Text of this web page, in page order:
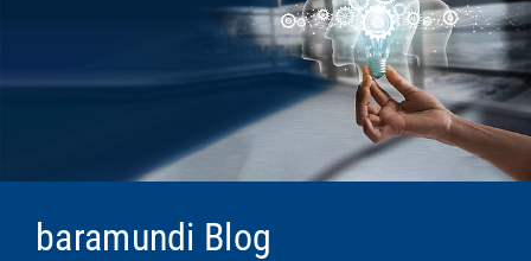
baramundi Blog